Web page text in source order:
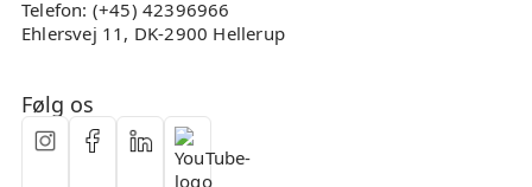
Telefon: (+45) 42396966
Ehlersvej 11, DK-2900 Hellerup
Følg os